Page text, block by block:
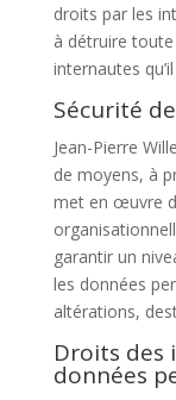
droits par les
à détruire
internautes
Sécurité
Jean-Pierre
de moyens, à
met en œuvre
garantir un
les données
altérations,
Droits des
données